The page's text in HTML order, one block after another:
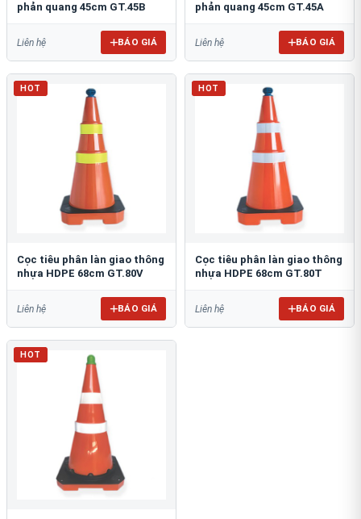
phản quang 45cm GT.45B
Liên hệ BÁO GIÁ
phản quang 45cm GT.45A
Liên hệ BÁO GIÁ
HOT
Cọc tiêu phân làn giao thông
nhựa HDPE 68cm GT.80V
Liên hệ BÁO GIÁ
HOT
Cọc tiêu phân làn giao thông
nhựa HDPE 68cm GT.80T
Liên hệ BÁO GIÁ
HOT